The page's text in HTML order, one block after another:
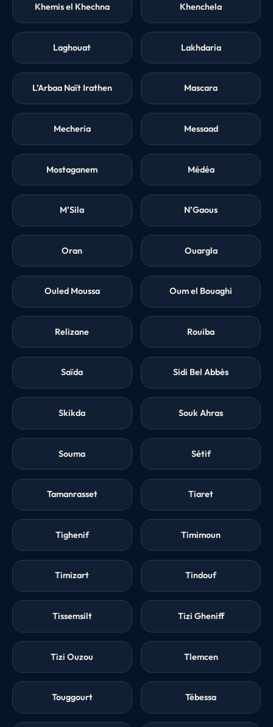
Khemis el Khechna Khenchela
Laghouat Lakhdaria
L’Arbaa Naït Irathen Mascara
Mecheria Messaad
Mostaganem Médéa
M’Sila N’Gaous
Oran Ouargla
Ouled Moussa Oum el Bouaghi
Relizane Rouiba
Saïda Sidi Bel Abbès
Skikda Souk Ahras
Souma Sétif
Tamanrasset Tiaret
Tighenif Timimoun
Timizart Tindouf
Tissemsilt Tizi Gheniff
Tizi Ouzou Tlemcen
Touggourt Tébessa